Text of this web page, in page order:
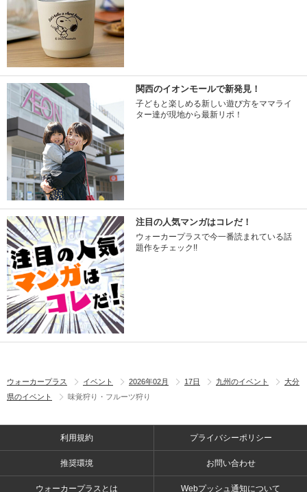
関西のイオンモールで新発見！
子どもと楽しめる新しい遊び方をママライ
ター達が現地から最新リポ！
注目の人気マンガはコレだ！
ウォーカープラスで今一番読まれている話
題作をチェック!!
ウォーカープラス イベント 2026年02月 17日 九州のイベント
大分
県のイベント
味覚狩り・フルーツ狩り
利用規約 プライバシーポリシー
推奨環境 お問い合わせ
ウォーカープラスとは Webプッシュ通知について